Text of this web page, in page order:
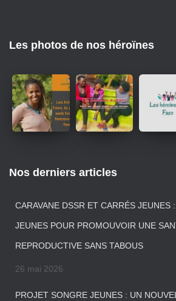
Les photos de nos héroïnes
Nos derniers articles
CARAVANE DSSR ET CARRÉS JEUNES
JEUNES POUR PROMOUVOIR UNE
REPRODUCTIVE SANS TABOUS
26 mai 2026
PROJET SONGRE JEUNES : UN